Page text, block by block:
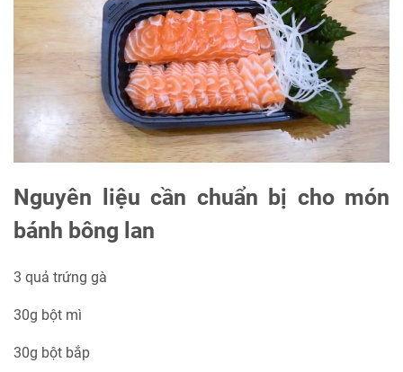
Nguyên liệu cần chuẩn bị cho món
bánh bông lan
3 quả trứng gà
30g bột mì
30g bột bắp